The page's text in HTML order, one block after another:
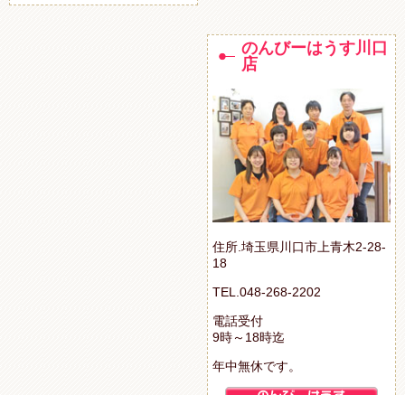
のんびーはうす川口
店
住所.埼玉県川口市上青木2-28-
18
TEL.048-268-2202
電話受付
9時～18時迄
年中無休です。